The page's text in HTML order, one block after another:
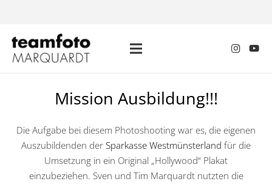
Mission Ausbildung!!!
Die Aufgabe bei diesem Photoshooting war es, die eigenen
Auszubildenden der Sparkasse Westmünsterland für die
Umsetzung in ein Original „Hollywood“ Plakat
einzubeziehen. Sven und Tim Marquardt nutzten die